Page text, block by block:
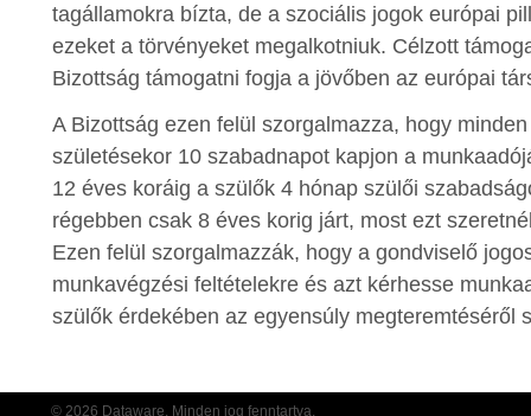
tagállamokra bízta, de a szociális jogok európai
ezeket a törvényeket megalkotniuk. Célzott
Bizottság támogatni fogja a jövőben az európai
A Bizottság ezen felül szorgalmazza, hogy
születésekor 10 szabadnapot kapjon a
12 éves koráig a szülők 4 hónap szülői
régebben csak 8 éves korig járt, most ezt
Ezen felül szorgalmazzák, hogy a gondviselő
munkavégzési feltételekre és azt kérhesse
szülők érdekében az egyensúly megteremtéséről
© 2026 Dataware. Minden jog fenntartva.